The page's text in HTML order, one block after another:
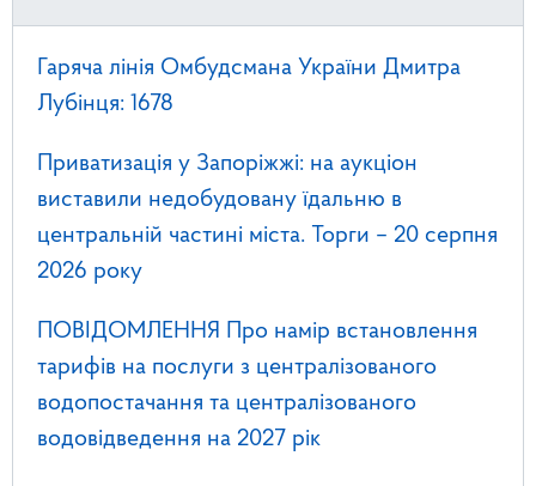
Гаряча лінія Омбудсмана України Дмитра
Лубінця: 1678
Приватизація у Запоріжжі: на аукціон
виставили недобудовану їдальню в
центральній частині міста. Торги – 20 серпня
2026 року
ПОВІДОМЛЕННЯ Про намір встановлення
тарифів на послуги з централізованого
водопостачання та централізованого
водовідведення на 2027 рік